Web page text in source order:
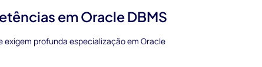
em Oracle DBMS
profunda especialização em Oracle